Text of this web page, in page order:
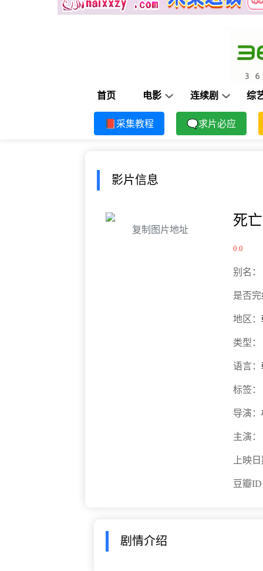
首页 电影 连续剧 综
📕采集教程 🗨求片必应
影片信息
复制图片地址
死
0.0
别名：
是否
地区：
类型：
语言：
标签：
导演：
主演：
上映
豆瓣
剧情介绍